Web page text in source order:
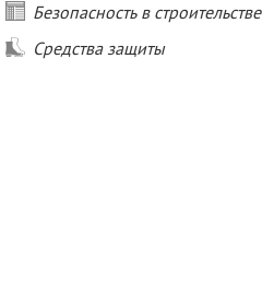
Безопасность в строительстве
Средства защиты